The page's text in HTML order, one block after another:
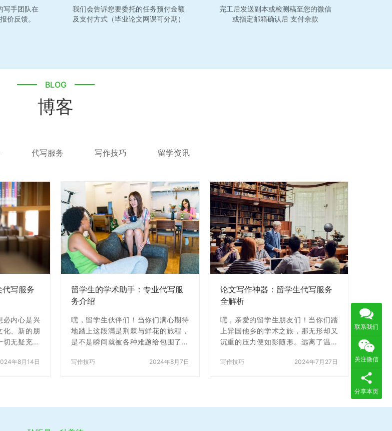
写手团队在
价反馈。
我们会告诉您要委托的任务预付金额
及支付方式（毕业论文网课可分期）
完工后发送副本或检测稿至您的微信
或指定邮箱确认后 支付余款
博客
BLOG
代写服务 写作技巧 留学资讯
写服务
必内心是兴
化、新的朋
无疑充满
，特别是那
留学生活更
年8月14日
留学生的学术助手：专业代写服
务介绍
嘿，留学生伙伴们！当你们满心期待
地踏上这段满是荆棘与鲜花的旅程，
是不是瞬间就被各种难题给包围了？
就像一团乱麻，复杂的气候让人难以
压得你们喘不过气来！ 别愁眉苦脸
写作技巧 2024年8月7日
论文写作神器：留学生代写服务
全解析
嘿，亲爱的留学生朋友们！当你们踏
上异国他乡的学术之旅，那无形却又
沉重的压力便如影随形。远离了温暖
氛围之中，课程、作业以及可能的兼
的语法，还有艰深的专业术语，都如
写作技巧 2024年7月27日
联系我们
关注微信
分享本页